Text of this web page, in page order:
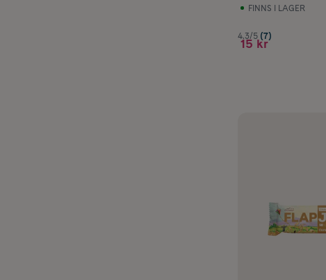
FINNS I LAGER
4.3/5 (7)
15 kr